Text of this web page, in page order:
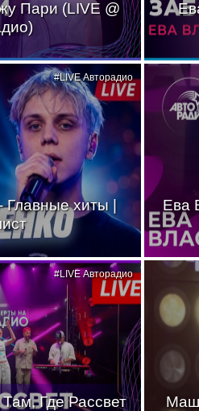
Пари (LIVE @
Главные хиты |
#LIVE Авторадио
Ева
Где Рассвет
#LIVE Авторадио